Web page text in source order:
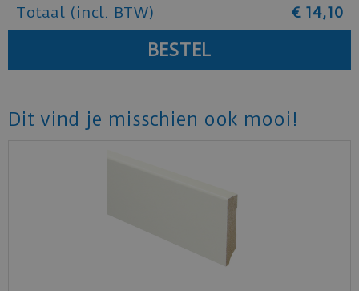
Totaal (incl. BTW) € 14,10
Dit vind je misschien ook mooi!